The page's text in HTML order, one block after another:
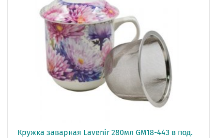
Кружка заварная Lavenir 280мл GM18-443 в под.